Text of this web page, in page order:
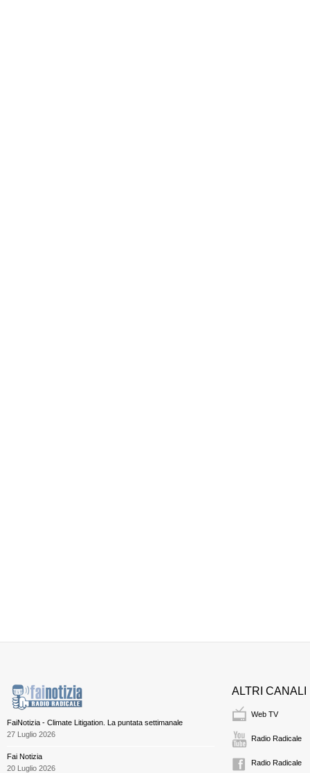
FaiNotizia - Climate Litigation. La puntata settimanale
27 Luglio 2026
Fai Notizia
20 Luglio 2026
ALTRI CANALI
Web TV
Radio Radicale
Radio Radicale